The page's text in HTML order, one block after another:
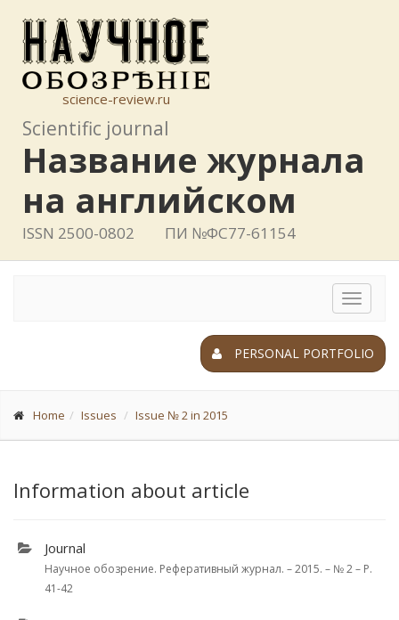
science-review.ru
Scientific journal
Название журнала
на английском
ISSN 2500-0802 ПИ №ФС77-61154
Toggle
PERSONAL PORTFOLIO
Home Issues Issue № 2 in 2015
Information about article
Journal
Научное обозрение. Реферативный журнал. – 2015. – № 2 – P.
41-42